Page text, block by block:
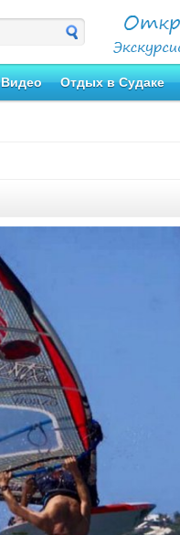
Видео Отдых в Судаке